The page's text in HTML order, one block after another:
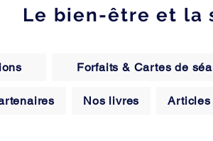
Le bien-être et la
Forfaits & Cartes de
Nos livres Articles